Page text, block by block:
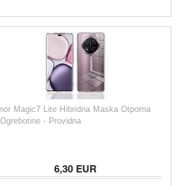
Magic7 Lite Hibridna Maska Otporna
- Providna
6,30EUR